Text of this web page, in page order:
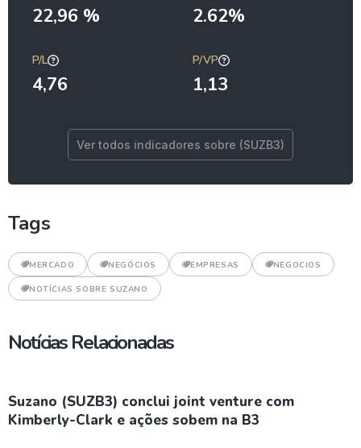
22,96 % 2.62%
P/L
4,76
P/VP
1,13
Ver todos indicadores sobre (SUZB3)
Tags
MERCADO NEGÓCIOS EMPRESAS NEGOCIOS
NOTÍCIAS SOBRE SUZANO
Notícias Relacionadas
Suzano (SUZB3) conclui joint venture com
Kimberly-Clark e ações sobem na B3